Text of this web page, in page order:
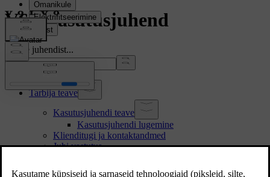
V60 Kasutusjuhend
Otsige juhendist...
Tarbija teave
Kasutusjuhendi teave
Kasutusjuhendi lugemine
Klienditugi ja kontaktandmed
Juhi vastutus